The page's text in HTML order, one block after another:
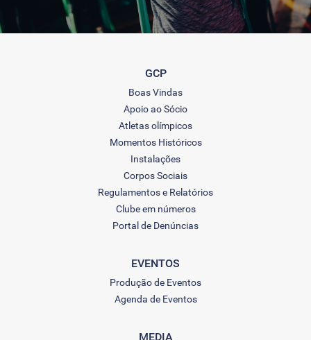
GCP
Boas Vindas
Apoio ao Sócio
Atletas olímpicos
Momentos Históricos
Instalações
Corpos Sociais
Regulamentos e Relatórios
Clube em números
Portal de Denúncias
EVENTOS
Produção de Eventos
Agenda de Eventos
MEDIA